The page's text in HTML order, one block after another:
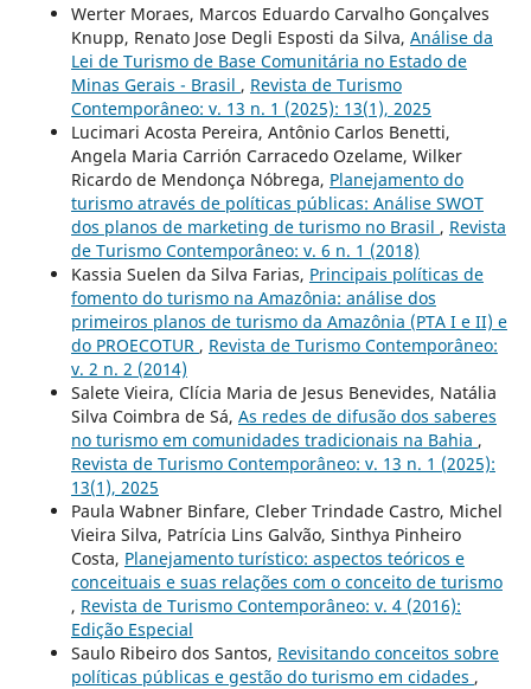
Werter Moraes, Marcos Eduardo Carvalho Gonçalves
Knupp, Renato Jose Degli Esposti da Silva, Análise da
Lei de Turismo de Base Comunitária no Estado de
Minas Gerais - Brasil , Revista de Turismo
Contemporâneo: v. 13 n. 1 (2025): 13(1), 2025
Lucimari Acosta Pereira, Antônio Carlos Benetti,
Angela Maria Carrión Carracedo Ozelame, Wilker
Ricardo de Mendonça Nóbrega, Planejamento do
turismo através de políticas públicas: Análise SWOT
dos planos de marketing de turismo no Brasil , Revista
de Turismo Contemporâneo: v. 6 n. 1 (2018)
Kassia Suelen da Silva Farias, Principais políticas de
fomento do turismo na Amazônia: análise dos
primeiros planos de turismo da Amazônia (PTA I e II) e
do PROECOTUR , Revista de Turismo Contemporâneo:
v. 2 n. 2 (2014)
Salete Vieira, Clícia Maria de Jesus Benevides, Natália
Silva Coimbra de Sá, As redes de difusão dos saberes
no turismo em comunidades tradicionais na Bahia ,
Revista de Turismo Contemporâneo: v. 13 n. 1 (2025):
13(1), 2025
Paula Wabner Binfare, Cleber Trindade Castro, Michel
Vieira Silva, Patrícia Lins Galvão, Sinthya Pinheiro
Costa, Planejamento turístico: aspectos teóricos e
conceituais e suas relações com o conceito de turismo
, Revista de Turismo Contemporâneo: v. 4 (2016):
Edição Especial
Saulo Ribeiro dos Santos, Revisitando conceitos sobre
políticas públicas e gestão do turismo em cidades ,